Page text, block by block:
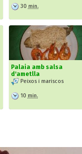
30 min.
Palaia amb salsa
d'ametlla
Peixos i mariscos
10 min.